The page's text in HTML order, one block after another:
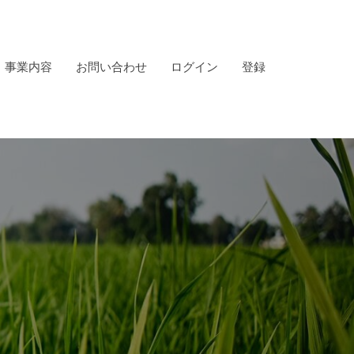
事業内容 お問い合わせ ログイン 登録